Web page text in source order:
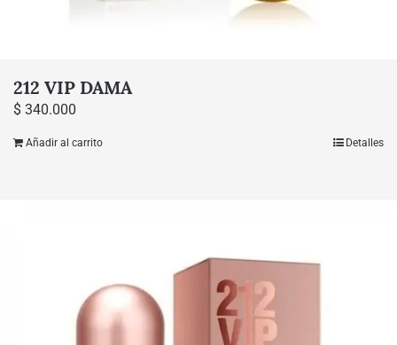
212 VIP DAMA
$ 340.000
Añadir al carrito Detalles